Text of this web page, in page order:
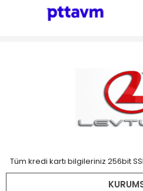
Tüm kredi kartı bilgileriniz 256bit